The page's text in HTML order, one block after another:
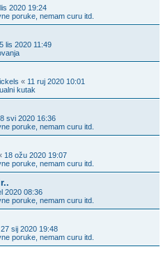
2020 19:24
poruke, nemam curu itd.
lis 2020 11:49
« 11 ruj 2020 10:01
kutak
svi 2020 16:36
poruke, nemam curu itd.
18 ožu 2020 19:07
poruke, nemam curu itd.
2020 08:36
poruke, nemam curu itd.
27 sij 2020 19:48
poruke, nemam curu itd.